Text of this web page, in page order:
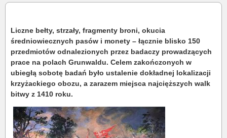
Liczne bełty, strzały, fragmenty broni, okucia
średniowiecznych pasów i monety – łącznie blisko 150
przedmiotów odnalezionych przez badaczy prowadzących
prace na polach Grunwaldu. Celem zakończonych w
ubiegłą sobotę badań było ustalenie dokładnej lokalizacji
krzyżackiego obozu, a zarazem miejsca najcięższych walk
bitwy z 1410 roku.